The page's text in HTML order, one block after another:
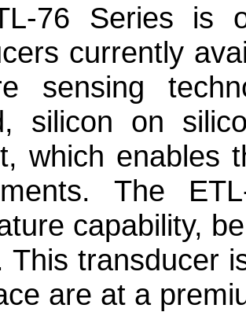
76 Series is
currently
sensing
silicon on
which enables
The
capability,
This transducer
are at a